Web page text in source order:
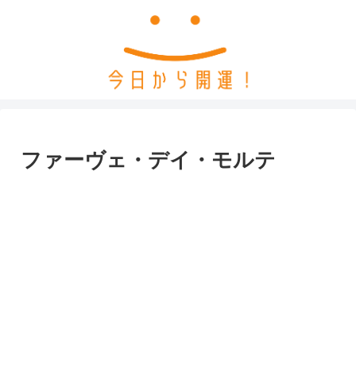
ファーヴェ・デイ・モルテ